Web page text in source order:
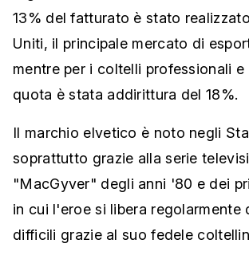
13% del fatturato è stato
Uniti, il principale mercato di
mentre per i coltelli professionali e
quota è stata addirittura del 18%.
Il marchio elvetico è noto negli
soprattutto grazie alla serie
"MacGyver" degli anni '80 e dei
in cui l'eroe si libera regolarmente
difficili grazie al suo fedele